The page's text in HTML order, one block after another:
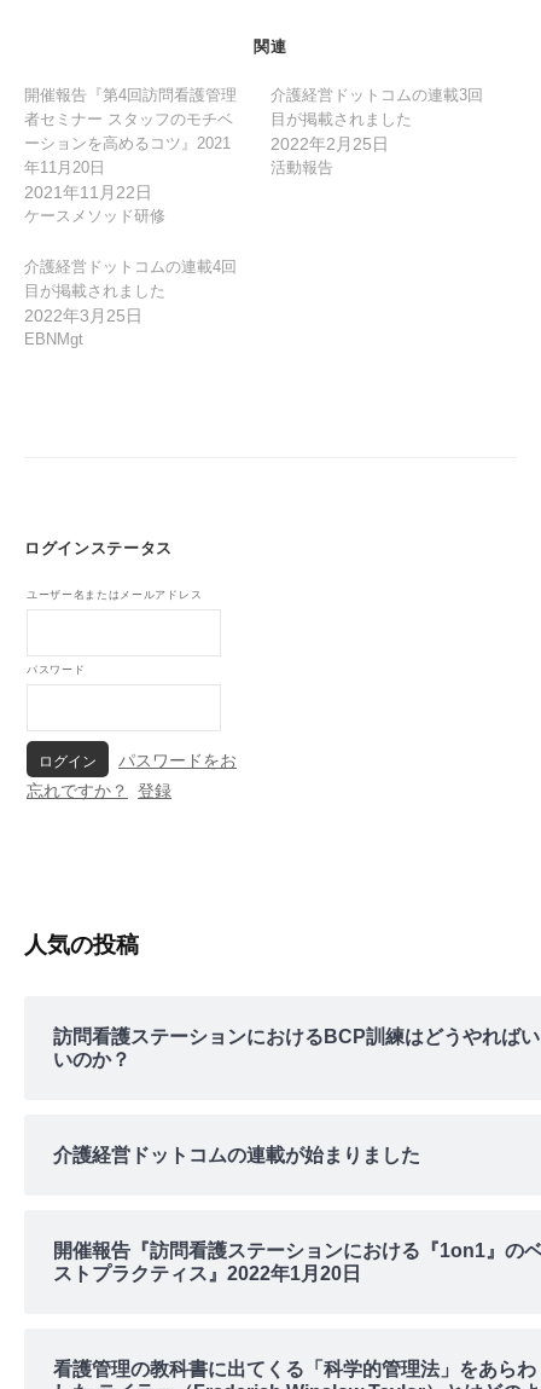
k
関連
開催報告『第4回訪問看護管理
者セミナー スタッフのモチベ
ーションを高めるコツ』2021
年11月20日
2021年11月22日
ケースメソッド研修
介護経営ドットコムの連載3回
目が掲載されました
2022年2月25日
活動報告
介護経営ドットコムの連載4回
目が掲載されました
2022年3月25日
EBNMgt
ログインステータス
ユーザー名またはメールアドレス
パスワード
パスワードをお
忘れですか？
登録
人気の投稿
訪問看護ステーションにおけるBCP訓練はどうやればい
いのか？
介護経営ドットコムの連載が始まりました
開催報告『訪問看護ステーションにおける『1on1』の
ストプラクティス』2022年1月20日
看護管理の教科書に出てくる「科学的管理法」をあらわ